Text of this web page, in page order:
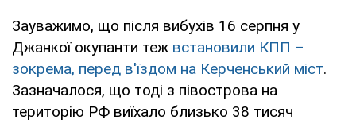
Зауважимо, що після вибухів 16 серпня у
Джанкої окупанти теж встановили КПП –
зокрема, перед в'їздом на Керченський міст.
Зазначалося, що тоді з півострова на
територію РФ виїхало близько 38 тисяч